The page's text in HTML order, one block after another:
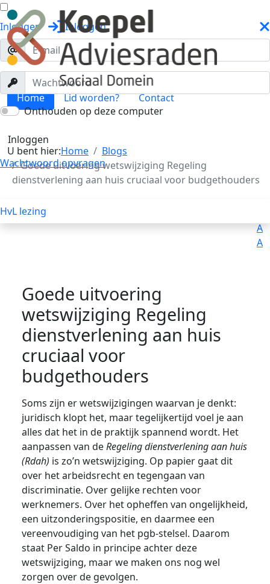
Inloggen Inloggen
Onthouden op deze computer
Inloggen
Wachtwoord opvragen
HvL lezing
Home Lid worden? Contact
U bent hier:Home
Blogs
Goede uitvoering wetswijziging Regeling
dienstverlening aan huis cruciaal voor budgethouders
A
A
Goede uitvoering
wetswijziging Regeling
dienstverlening aan huis
cruciaal voor
budgethouders
Soms zijn er wetswijzigingen waarvan je denkt:
juridisch klopt het, maar tegelijkertijd voel je aan
alles dat het in de praktijk spannend wordt. Het
aanpassen van deRegeling dienstverlening aan huis
(Rdah) is zo’n wetswijziging. Op papier gaat dit
over het arbeidsrecht en tegengaan van
discriminatie. Over gelijke rechten voor
werknemers. Over het opheffen van ongelijkheid,
een uitzonderingspositie, en daarmee een
vereenvoudiging van het pgb-stelsel. Daarom
staat Per Saldo in principe achter deze
wetswijziging, maar we maken ons nog wel
zorgen over de gevolgen.